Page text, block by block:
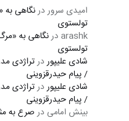
امیدی سروردرنگاهی به
تولستوی
arashkدرنگاهی به
تولستوی
شادی علیپوردرتراژدی
/ پیام حیدرقزوینی
شادی علیپوردرتراژدی
/ پیام حیدرقزوینی
بینش امامی درصرع به